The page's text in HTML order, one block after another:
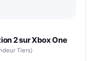
2 sur Xbox One
Tiers)